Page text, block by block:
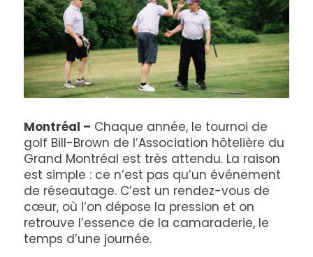
Montréal – Chaque année, le tournoi de
golf Bill-Brown de l’Association hôtelière du
Grand Montréal est très attendu. La raison
est simple : ce n’est pas qu’un événement
de réseautage. C’est un rendez-vous de
cœur, où l’on dépose la pression et on
retrouve l’essence de la camaraderie, le
temps d’une journée.